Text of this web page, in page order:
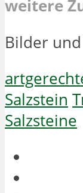
weitere
Bilder
Salzstein
Salzsteine